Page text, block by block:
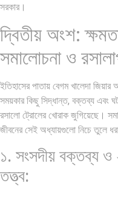
সরকার।
দ্বিতীয় অংশ:
সমালোচনা ও
ইতিহাসের পাতায় বেগম খালেদা
সময়কার কিছু সিদ্ধান্ত, বক্তব্য এবং
রসালো ট্রোলের খোরাক জুগিয়েছে।
জীবনের সেই অধ্যায়গুলো নিচে তুলে
১. সংসদীয় বক্তব্য ও
তত্ত্ব: